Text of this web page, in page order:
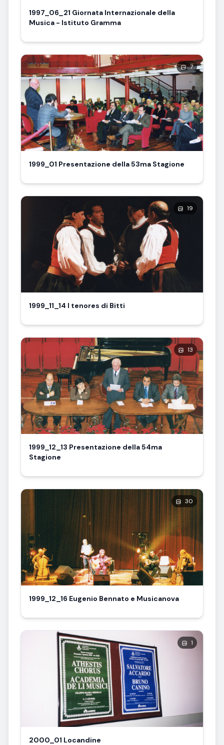
1997_06_21 Giornata Internazionale della
Musica - Istituto Gramma
7
1999_01 Presentazione della 53ma Stagione
19
1999_11_14 I tenores di Bitti
13
1999_12_13 Presentazione della 54ma
Stagione
30
1999_12_16 Eugenio Bennato e Musicanova
1
2000_01 Locandine